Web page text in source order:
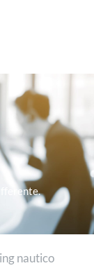
nautico